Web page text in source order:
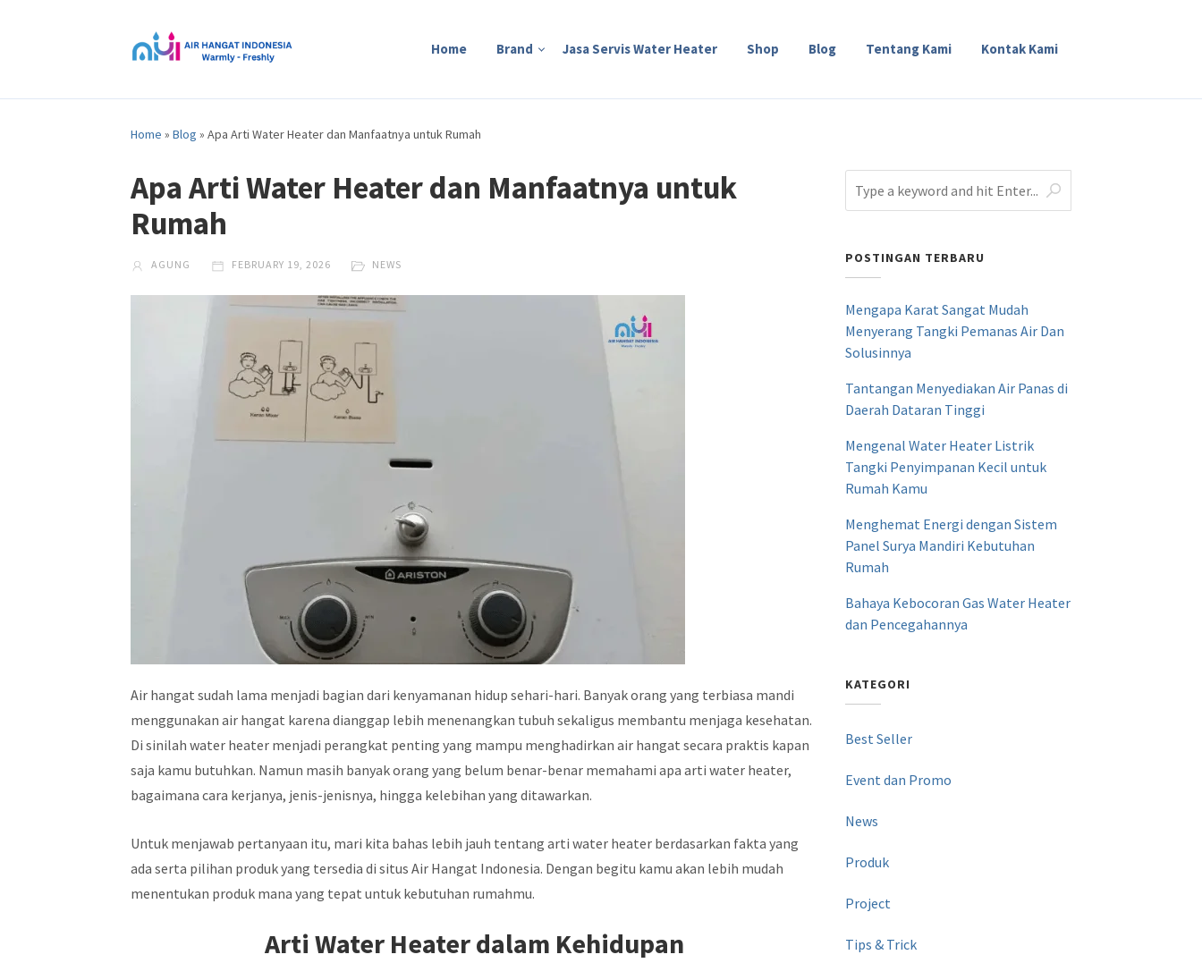
Home Brand Jasa Servis Water Heater Shop Blog Tentang Kami Kontak Kami
Home »Blog »Apa Arti Water Heater dan Manfaatnya untuk Rumah
Apa Arti Water Heater dan Manfaatnya untuk
Rumah
AGUNG FEBRUARY 19, 2026 NEWS
Air hangat sudah lama menjadi bagian dari kenyamanan hidup sehari-hari. Banyak orang yang terbiasa mandi
menggunakan air hangat karena dianggap lebih menenangkan tubuh sekaligus membantu menjaga kesehatan.
Di sinilah water heater menjadi perangkat penting yang mampu menghadirkan air hangat secara praktis kapan
saja kamu butuhkan. Namun masih banyak orang yang belum benar-benar memahami apa arti water heater,
bagaimana cara kerjanya, jenis-jenisnya, hingga kelebihan yang ditawarkan.
Untuk menjawab pertanyaan itu, mari kita bahas lebih jauh tentang arti water heater berdasarkan fakta yang
ada serta pilihan produk yang tersedia di situs Air Hangat Indonesia. Dengan begitu kamu akan lebih mudah
menentukan produk mana yang tepat untuk kebutuhan rumahmu.
Arti Water Heater dalam Kehidupan
POSTINGAN TERBARU
Mengapa Karat Sangat Mudah
Menyerang Tangki Pemanas Air Dan
Solusinnya
Tantangan Menyediakan Air Panas di
Daerah Dataran Tinggi
Mengenal Water Heater Listrik
Tangki Penyimpanan Kecil untuk
Rumah Kamu
Menghemat Energi dengan Sistem
Panel Surya Mandiri Kebutuhan
Rumah
Bahaya Kebocoran Gas Water Heater
dan Pencegahannya
KATEGORI
Best Seller
Event dan Promo
News
Produk
Project
Tips & Trick